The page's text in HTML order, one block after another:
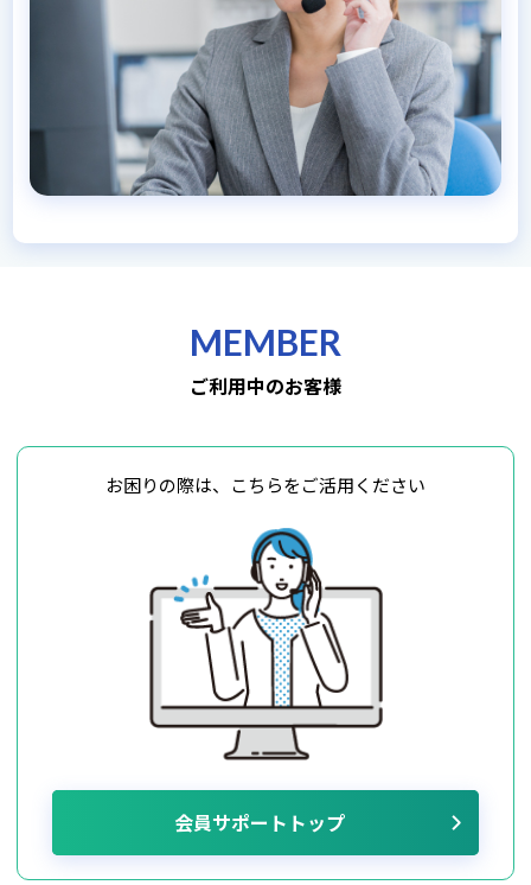
MEMBER
ご利用中のお客様
お困りの際は、こちらをご活用ください
会員サポートトップ